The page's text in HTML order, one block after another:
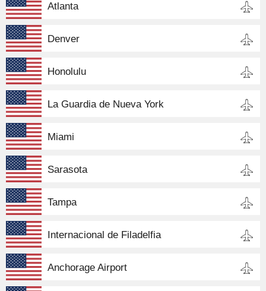
Atlanta
Denver
Honolulu
La Guardia de Nueva York
Miami
Sarasota
Tampa
Internacional de Filadelfia
Anchorage Airport